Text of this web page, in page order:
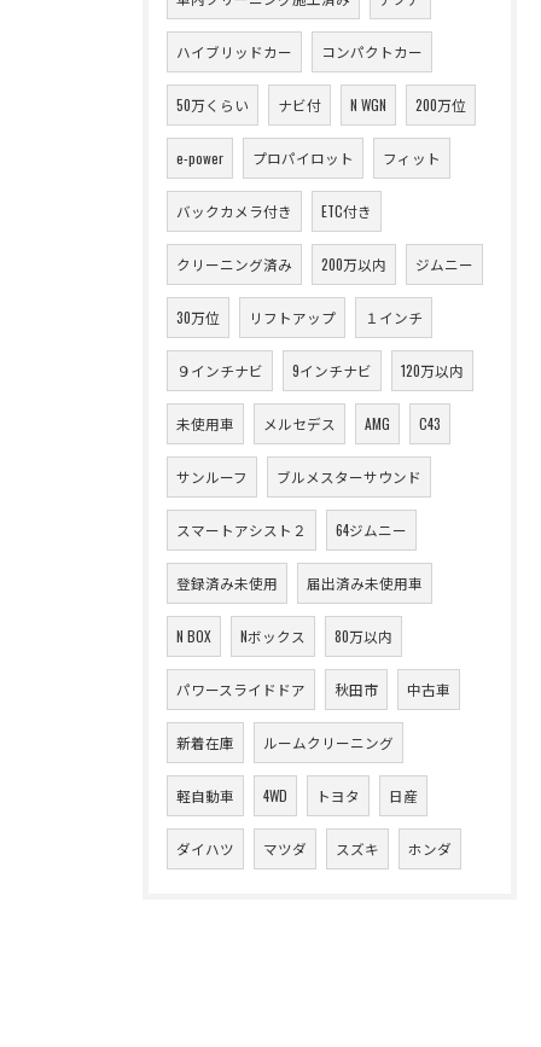
ハイブリッドカー コンパクトカー
50万くらい ナビ付 N WGN 200万位
e-power プロパイロット フィット
バックカメラ付き ETC付き
クリーニング済み 200万以内 ジムニー
30万位 リフトアップ １インチ
９インチナビ 9インチナビ 120万以内
未使用車 メルセデス AMG C43
サンルーフ ブルメスターサウンド
スマートアシスト２ 64ジムニー
登録済み未使用 届出済み未使用車
N BOX Nボックス 80万以内
パワースライドドア 秋田市 中古車
新着在庫 ルームクリーニング
軽自動車 4WD トヨタ 日産
ダイハツ マツダ スズキ ホンダ